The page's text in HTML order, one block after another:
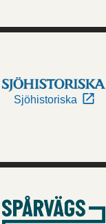
Sjöhistoriska